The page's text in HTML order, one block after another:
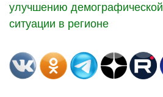
улучшению демографической
ситуации в регионе